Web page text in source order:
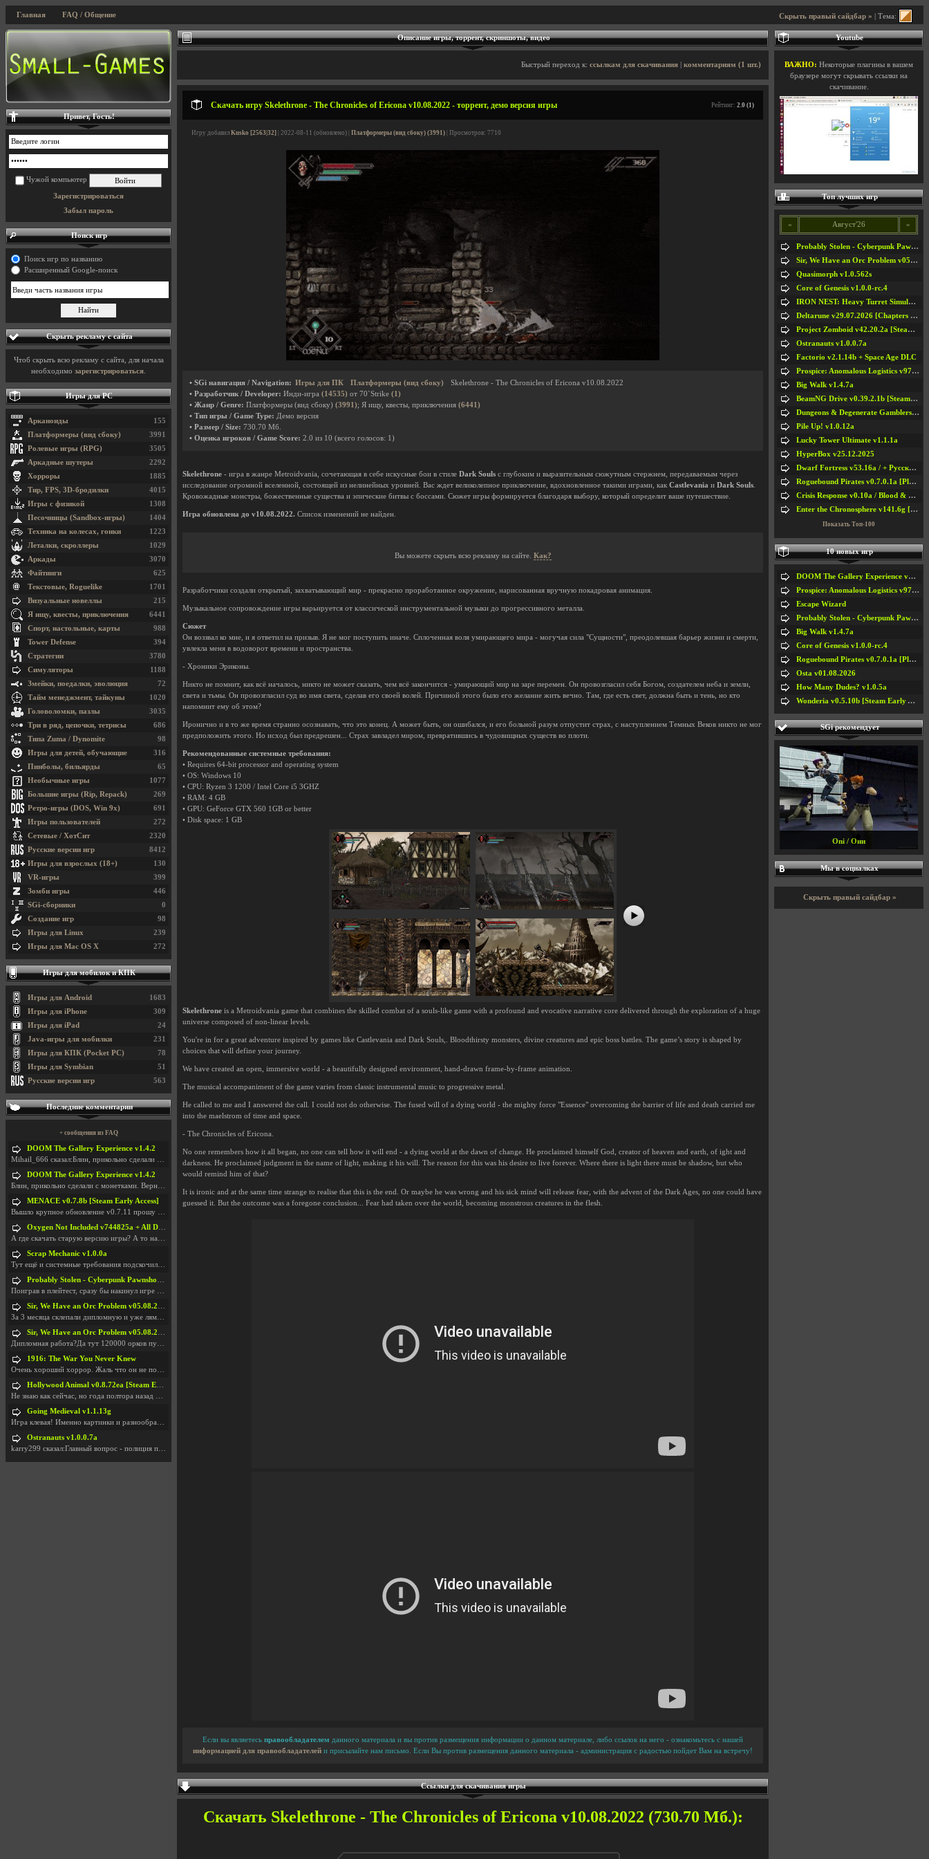
Скрыть правый сайдбар » | Тема:
Главная FAQ / Общение
Описание игры, торрент, скриншоты, видео
Быстрый переход к: ссылкам для скачивания комментариям (1 шт.)
Скачать игру Skelethrone - The Сhronicles of Ericona v10.08.2022 - торрент, демо версия игры Рейтинг: 2.0 (1)
Игру добавил Kusko [2563|32] | 2022-08-11 (обновлено) | Платформеры (вид сбоку) (3991) | Просмотров: 7710
• SGi навигация / Navigation: Игры для ПК Платформеры (вид сбоку)
Skelethrone - The Сhronicles of Ericona v10.08.2022
• Разработчик / Developer: Инди-игра (14535) от 70`Strike (1)
• Жанр / Genre: Платформеры (вид сбоку) (3991); Я ищу, квесты, приключения (6441)
• Тип игры / Game Type: Демо версия
• Размер / Size: 730.70 Мб.
• Оценка игроков / Game Score: 2.0 из 10 (всего голосов: 1 )
Skelethrone - игра в жанре Metroidvania, сочетающая в себе искусные бои в стиле Dark Souls с глубоким и выразительным сюжутным стержнем, передаваемым через
исследование огромной вселенной, состоящей из нелинейных уровней. Вас ждет великолепное приключение, вдохновленное такими играми, как Castlevania и Dark Souls
Кровожадные монстры, божественные существа и эпические битвы с боссами. Сюжет игры формируется благодаря выбору, который определит ваше путешествие.
Игра обновлена до v10.08.2022. Список изменений не найден.
Вы можете скрыть всю рекламу на сайте. Как?
Разработчики создали открытый, захватывающий мир - прекрасно проработанное окружение, нарисованная вручную покадровая анимация.
Музыкальное сопровождение игры варьируется от классической инструментальной музыки до прогрессивного металла.
Сюжет
Он воззвал ко мне, и я ответил на призыв. Я не мог поступить иначе. Сплоченная воля умирающего мира - могучая сила "Сущности", преодолевшая барьер жизни и смерти,
увлекла меня в водоворот времени и пространства.
- Хроники Эриконы.
Никто не помнит, как всё началось, никто не может сказать, чем всё закончится - умирающий мир на заре перемен. Он провозгласил себя Богом, создателем неба и земли,
света и тьмы. Он провозгласил суд во имя света, сделав его своей волей. Причиной этого было его желание жить вечно. Там, где есть свет, должна быть и тень, но кто
напомнит ему об этом?
Иронично и в то же время странно осознавать, что это конец. А может быть, он ошибался, и его больной разум отпустит страх, с наступлением Темных Веков никто не мог
предположить этого. Но исход был предрешен... Страх завладел миром, превратившись в чудовищных существ во плоти.
Рекомендованные системные требования:
• Requires 64-bit processor and operating system
• OS: Windows 10
• CPU: Ryzen 3 1200 / Intel Core i5 3GHZ
• RAM: 4 GB
• GPU: GeForce GTX 560 1GB or better
• Disk space: 1 GB
#6
#8
Skelethrone is a Metroidvania game that combines the skilled combat of a souls-like game with a profound and evocative narrative core delivered through the exploration of a huge
universe composed of non-linear levels.
You're in for a great adventure inspired by games like Castlevania and Dark Souls,. Bloodthirsty monsters, divine creatures and epic boss battles. The game’s story is shaped by
choices that will define your journey.
We have created an open, immersive world - a beautifully designed environment, hand-drawn frame-by-frame animation.
The musical accompaniment of the game varies from classic instrumental music to progressive metal.
He called to me and I answered the call. I could not do otherwise. The fused will of a dying world - the mighty force "Essence" overcoming the barrier of life and death carried me
into the maelstrom of time and space.
- The Chronicles of Ericona.
No one remembers how it all began, no one can tell how it will end - a dying world at the dawn of change. He proclaimed himself God, creator of heaven and earth, of ight and
darkness. He proclaimed judgment in the name of light, making it his will. The reason for this was his desire to live forever. Where there is light there must be shadow, but who
would remind him of that?
It is ironic and at the same time strange to realise that this is the end. Or maybe he was wrong and his sick mind will release fear, with the advent of the Dark Ages, no one could have
guessed it. But the outcome was a foregone conclusion... Fear had taken over the world, becoming monstrous creatures in the flesh.
Если вы являетесь правообладателем данного материала и вы против размещения информации о данном материале, либо ссылок на него - ознакомьтесь с нашей
информацией для правообладателей и присылайте нам письмо. Если Вы против размещения данного материала - администрация с радостью пойдет Вам на встречу!
Ссылки для скачивания игры
Скачать Skelethrone - The Сhronicles of Ericona v10.08.2022 (730.70 Мб.):
Привет, Гость!
Чужой компьютер
Зарегистрироваться
Забыл пароль
Поиск игр
Поиск игр по названию
Расширенный Google-поиск
Скрыть рекламу с сайта
Чтоб скрыть всю рекламу с сайта, для начала
необходимо зарегистрироваться
Игры для PC
155
Арканоиды
3991
Платформеры (вид сбоку)
3505
Ролевые игры (RPG)
2292
Аркадные шутеры
1885
Хорроры
4015
Тир, FPS, 3D-бродилки
1308
Игры с физикой
1404
Песочницы (Sandbox-игры)
1223
Техника на колесах, гонки
1029
Леталки, скроллеры
3070
Аркады
625
Файтинги
1701
Текстовые, Roguelike
215
Визуальные новеллы
6441
Я ищу, квесты, приключения
988
Спорт, настольные, карты
394
Tower Defense
3780
Стратегии
1188
Симуляторы
72
Змейки, поедалки, эволюция
1020
Тайм менеджмент, тайкуны
3035
Головоломки, пазлы
686
Три в ряд, цепочки, тетрисы
98
Типа Zuma / Dynomite
316
Игры для детей, обучающие
65
Пинболы, бильярды
1077
Необычные игры
269
Большие игры (Rip, Repack)
691
Ретро-игры (DOS, Win 9x)
272
Игры пользователей
2320
Сетевые / ХотСит
8412
Русские версии игр
130
Игры для взрослых (18+)
399
VR-игры
446
Зомби игры
0
SGi-сборники
98
Создание игр
239
Игры для Linux
272
Игры для Mac OS X
Игры для мобилок и КПК
1683
Игры для Android
309
Игры для iPhone
24
Игры для iPad
231
Java-игры для мобилки
78
Игры для КПК (Pocket PC)
51
Игры для Symbian
563
Русские версии игр
Последние комментарии
+ сообщения из FAQ
DOOM The Gallery Experience v1.4.2
Mihail_666 сказал:Блин, прикольно сделали с монетк
DOOM The Gallery Experience v1.4.2
Блин, прикольно сделали с монетками. Вернулся в св
MENACE v0.7.8b [Steam Early Access]
Вышло крупное обновление v0.7.11 прошу обновить
Oxygen Not Included v744825a + All DLC
А где скачать старую версию игры? А то на новой но
Scrap Mechanic v1.0.0a
Тут ещё и системные требования подскочили. Если не
Probably Stolen - Cyberpunk Pawnshop Simulator v048c [Playtest]
Поиграв в плейтест, сразу бы накинул игре наивысши
Sir, We Have an Orc Problem v05.08.2026
За 3 месяца склепали дипломную и уже лям двести ба
Sir, We Have an Orc Problem v05.08.2026
Дипломная работа?Да тут 120000 орков путь выбирают
1916: The War You Never Knew
Очень хороший хоррор. Жаль что он не получил должн
Hollywood Animal v0.8.72ea [Steam Early Access]
Не знаю как сейчас, но года полтора назад игра был
Going Medieval v1.1.13g
Игра клевая! Именно картинки и разнообразия в стро
Ostranauts v1.0.0.7a
karry299 сказал:Главный вопрос - полиция по-прежне
Youtube
ВАЖНО: Некоторые плагины в вашем
браузере могут скрывать ссылки на
скачивание.
Топ лучших игр
« Август'26 »
Probably Stolen - Cyberpunk Pawnshop Simulator v048c [Playtest]
Sir, We Have an Orc Problem v05.08.2026
Quasimorph v1.0.562s
Core of Genesis v1.0.0-rc.4
IRON NEST: Heavy Turret Simulator v1.0a
Deltarune v29.07.2026 [Chapters 1-5] / + RUS [Chapters 1-5]
Project Zomboid v42.20.2a [Steam Early Access]
Ostranauts v1.0.0.7a
Factorio v2.1.14b + Space Age DLC
Prospice: Anomalous Logistics v97 [Playtest]
Big Walk v1.4.7a
BeamNG Drive v0.39.2.1b [Steam Early Access]
Dungeons & Degenerate Gamblers v2.0.2a
Pile Up! v1.0.12a
Lucky Tower Ultimate v1.1.1a
HyperBox v25.12.2025
Dwarf Fortress v53.16a / + Русская Версия v50.12a
Roguebound Pirates v0.7.0.1a [Playtest]
Crisis Response v0.10a / Blood & Bullet
Enter the Chronosphere v141.6g [Steam Early Access]
Показать Топ-100
10 новых игр
DOOM The Gallery Experience v1.4.2
Prospice: Anomalous Logistics v97 [Playtest]
Escape Wizard
Probably Stolen - Cyberpunk Pawnshop Simulator v048c [Playtest]
Big Walk v1.4.7a
Core of Genesis v1.0.0-rc.4
Roguebound Pirates v0.7.0.1a [Playtest]
Osta v01.08.2026
How Many Dudes? v1.0.5a
Wonderia v0.5.10b [Steam Early Access]
SGi рекомендует
Oni / Они
Мы в социалках
Скрыть правый сайдбар »